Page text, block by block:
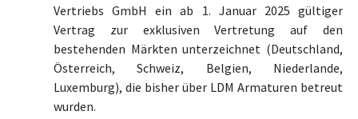
Vertriebs GmbH ein ab 1. Januar 2025 gültiger
Vertrag zur exklusiven Vertretung auf den
bestehenden Märkten unterzeichnet (Deutschland,
Österreich, Schweiz, Belgien, Niederlande,
Luxemburg), die bisher über LDM Armaturen betreut
wurden.